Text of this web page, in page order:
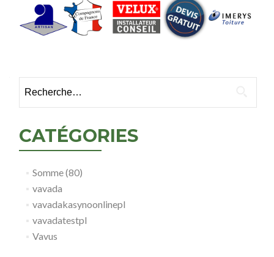
CATÉGORIES
Somme (80)
vavada
vavadakasynoonlinepl
vavadatestpl
Vavus